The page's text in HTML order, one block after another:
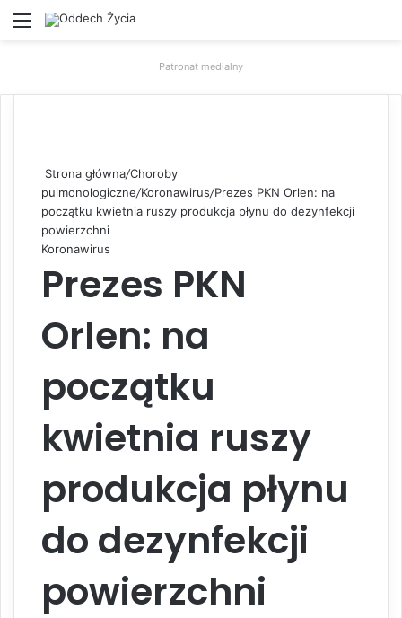
Menu
Patronat medialny
Strona główna/Choroby
pulmonologiczne/Koronawirus/Prezes PKN Orlen: na
początku kwietnia ruszy produkcja płynu do dezynfekcji
powierzchni
Koronawirus
Prezes PKN
Orlen: na
początku
kwietnia ruszy
produkcja płynu
do dezynfekcji
powierzchni